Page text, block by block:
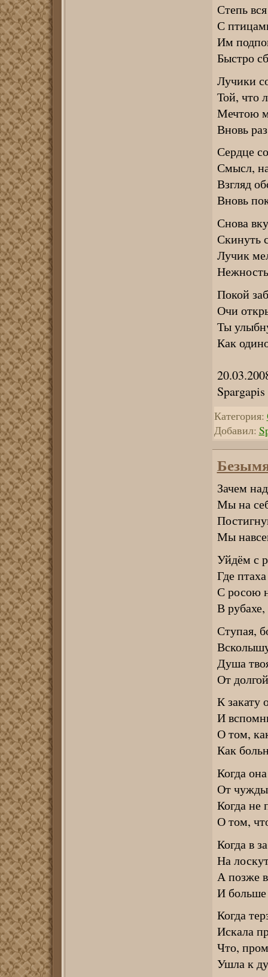
Степь
С
Им
Быстро
Лучики
Той, что
Мечтою
Вновь
Сердце
Смысл,
Взгляд
Вновь
Снова
Скинуть
Лучик
Покой
Очи
Ты
Как
Spargapis
Категория:
Добавил:
Зачем
Мы на
Мы
Уйдём с
Где
С росою
В рубахе,
Ступая,
Душа
От
К закату
И
О том,
Как
Когда
От
Когда не
О том,
Когда в
На
А позже
И больше
Когда
Искала
Что,
Ушла к